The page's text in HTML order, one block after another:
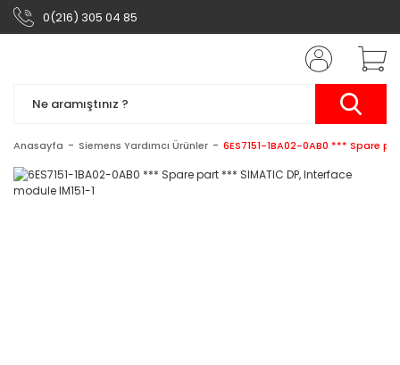
0(216) 305 04 85
Anasayfa Siemens Yardımcı Ürünler 6ES7151-1BA02-0AB0 *** Spare